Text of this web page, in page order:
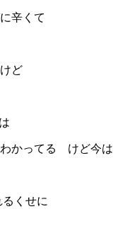
辛くて
ど
かってる けど今は
くせに